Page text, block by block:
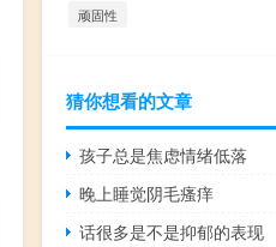
顽固性
猜你想看的文章
孩子总是焦虑情绪低落
晚上睡觉阴毛瘙痒
话很多是不是抑郁的表现